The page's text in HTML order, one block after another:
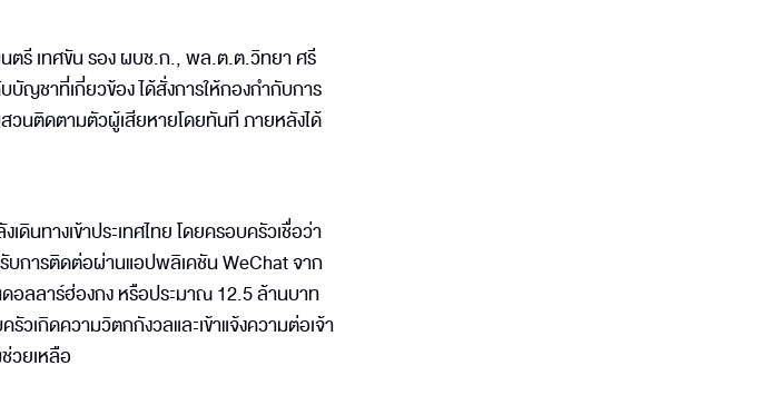
รี เทศขัน รอง ผบช.ก., พล.ต.ต.วิทยา ศรี
ญชาที่เกี่ยวข้อง ได้สั่งการให้กองกำกับการ
วนติดตามตัวผู้เสียหายโดยทันที ภายหลังได้
นทางเข้าประเทศไทย โดยครอบครัวเชื่อว่า
บการติดต่อผ่านแอปพลิเคชัน WeChat จาก
อลลาร์ฮ่องกง หรือประมาณ 12.5 ล้านบาท
เกิดความวิตกกังวลและเข้าแจ้งความต่อเจ้า
วยเหลือ